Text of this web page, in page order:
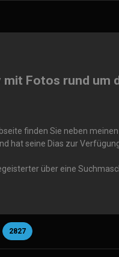
mit Fotos rund um
finden Sie neben
hat seine Dias zur
über eine
2827